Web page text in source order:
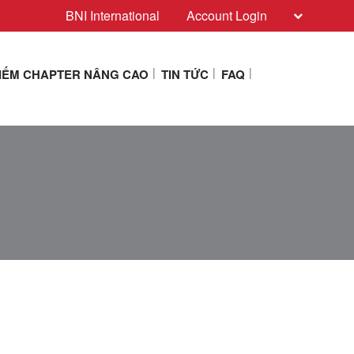
BNI International Account Login
CHAPTER NÂNG CAO TIN TỨC
FAQ